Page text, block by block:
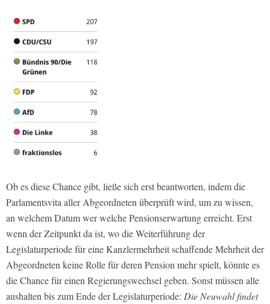
Ob es diese Chance gibt, ließe sich erst beantworten, indem die
Parlamentsvita aller Abgeordneten überprüft wird, um zu wissen,
an welchem Datum wer welche Pensionserwartung erreicht. Erst
wenn der Zeitpunkt da ist, wo die Weiterführung der
Legislaturperiode für eine Kanzlermehrheit schaffende Mehrheit der
Abgeordneten keine Rolle für deren Pension mehr spielt, könnte es
die Chance für einen Regierungswechsel geben. Sonst müssen alle
aushalten bis zum Ende der Legislaturperiode: Die Neuwahl findet